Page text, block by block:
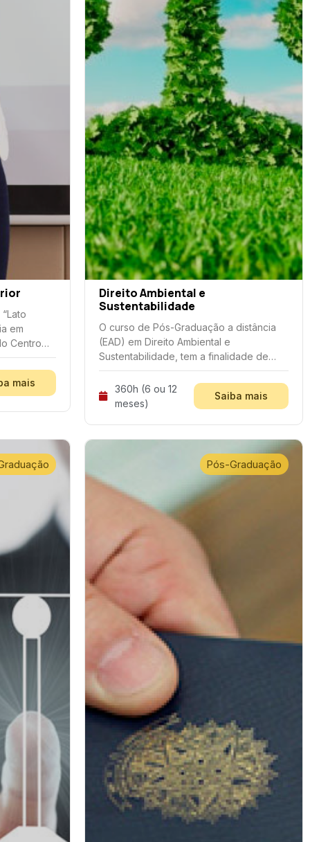
em
Centro
no
do
mais
Direito Ambiental e
Sustentabilidade
O curso de Pós-Graduação a distância
(EAD) em Direito Ambiental e
Sustentabilidade, tem a finalidade de
desenvolver competências, habilidades
e atitudes fundamentais, na efetiva
formação de profissionais do direito
360h (6 ou 12
meses)
Saiba mais
Pós-Graduação